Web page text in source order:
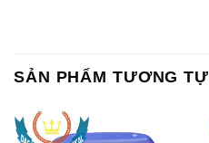
SẢN PHẨM TƯƠNG TỰ